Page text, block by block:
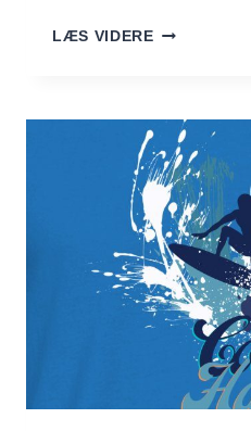
LÆS VIDERETJEK